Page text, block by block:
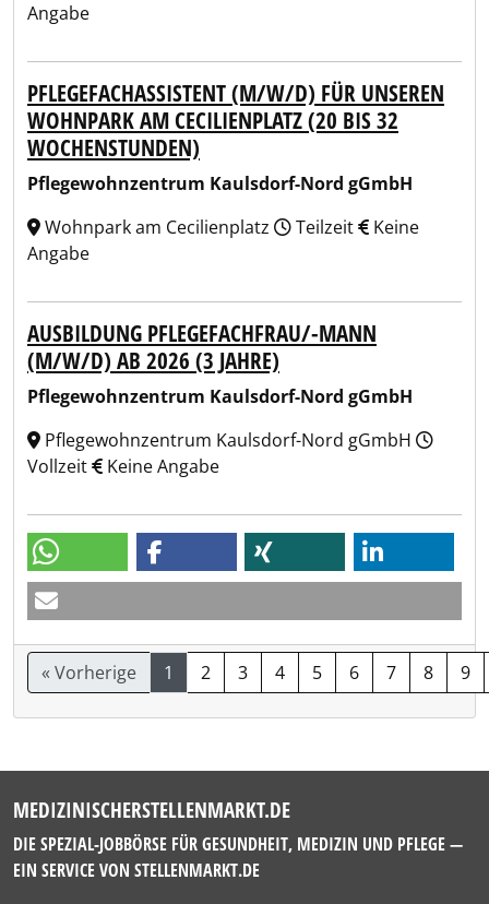
Angabe
PFLEGEFACHASSISTENT (M/W/D) FÜR UNSEREN
WOHNPARK AM CECILIENPLATZ (20 BIS 32
WOCHENSTUNDEN)
Pflegewohnzentrum Kaulsdorf-Nord gGmbH
Wohnpark am Cecilienplatz
Teilzeit
Keine
Angabe
AUSBILDUNG PFLEGEFACHFRAU/-MANN
(M/W/D) AB 2026 (3 JAHRE)
Pflegewohnzentrum Kaulsdorf-Nord gGmbH
Pflegewohnzentrum Kaulsdorf-Nord gGmbH
Vollzeit
Keine Angabe
« Vorherige 1 2 3 4 5 6 7 8 9
MEDIZINISCHERSTELLENMARKT.DE
DIE SPEZIAL-JOBBÖRSE FÜR GESUNDHEIT, MEDIZIN UND PFLEGE —
EIN SERVICE VON STELLENMARKT.DE